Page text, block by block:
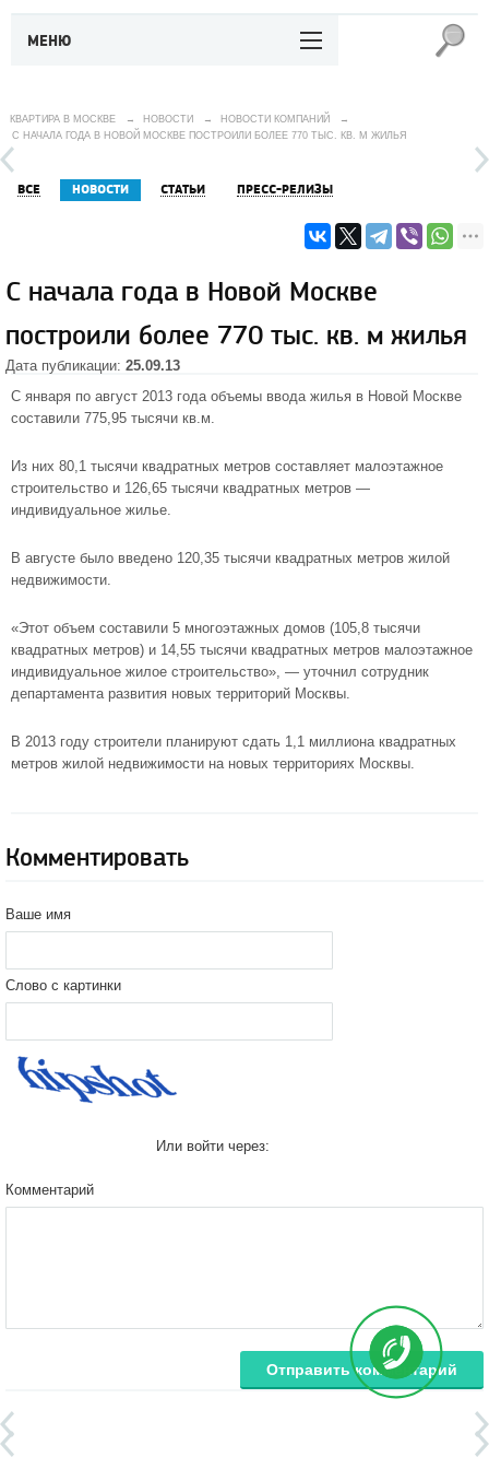
МЕНЮ
КВАРТИРА В МОСКВЕ → НОВОСТИ → НОВОСТИ КОМПАНИЙ
→
С НАЧАЛА ГОДА В НОВОЙ МОСКВЕ ПОСТРОИЛИ БОЛЕЕ 770 ТЫС. КВ. М ЖИЛЬЯ
ВСЕ НОВОСТИ СТАТЬИ ПРЕСС-РЕЛИЗЫ
С начала года в Новой Москве
построили более 770 тыс. кв. м жилья
Дата публикации: 25.09.13
С января по август 2013 года объемы ввода жилья в Новой Москве
составили 775,95 тысячи кв.м.
Из них 80,1 тысячи квадратных метров составляет малоэтажное
строительство и 126,65 тысячи квадратных метров —
индивидуальное жилье.
В августе было введено 120,35 тысячи квадратных метров жилой
недвижимости.
«Этот объем составили 5 многоэтажных домов (105,8 тысячи
квадратных метров) и 14,55 тысячи квадратных метров малоэтажное
индивидуальное жилое строительство», — уточнил сотрудник
департамента развития новых территорий Москвы.
В 2013 году строители планируют сдать 1,1 миллиона квадратных
метров жилой недвижимости на новых территориях Москвы.
Комментировать
Ваше имя
Слово с картинки
Или войти через:
Комментарий
Отправить комментарий